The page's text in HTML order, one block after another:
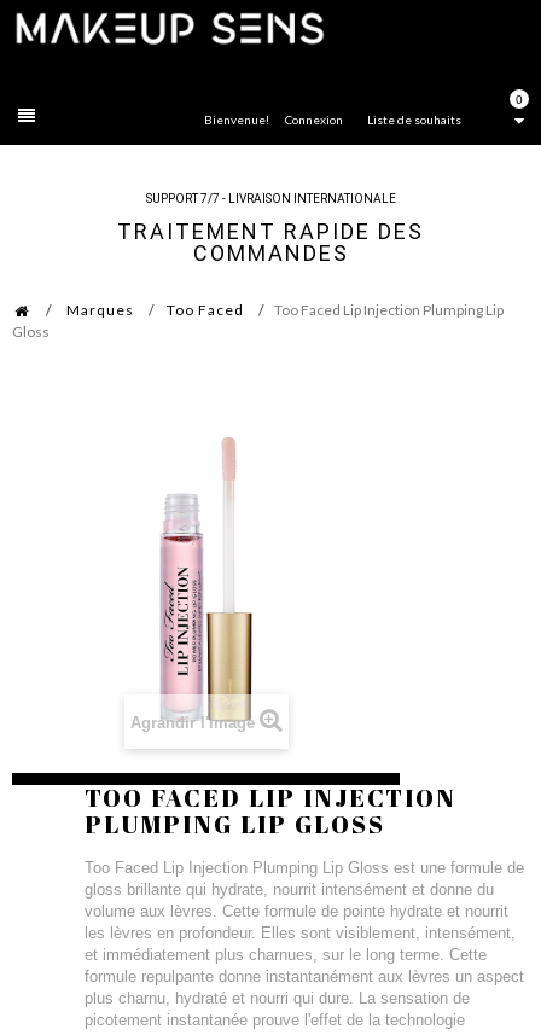
0
Liste de souhaits
Bienvenue! Connexion
SUPPORT 7/7 - LIVRAISON INTERNATIONALE
TRAITEMENT RAPIDE DES
COMMANDES
Marques Too Faced
Too Faced Lip Injection Plumping Lip
Gloss
Agrandir l'image
TOO FACED LIP INJECTION
PLUMPING LIP GLOSS
Too Faced Lip Injection Plumping Lip Gloss est une formule de
gloss brillante qui hydrate, nourrit intensément et donne du
volume aux lèvres. Cette formule de pointe hydrate et nourrit
les lèvres en profondeur. Elles sont visiblement, intensément,
et immédiatement plus charnues, sur le long terme. Cette
formule repulpante donne instantanément aux lèvres un aspect
plus charnu, hydraté et nourri qui dure. La sensation de
picotement instantanée prouve l'effet de la technologie